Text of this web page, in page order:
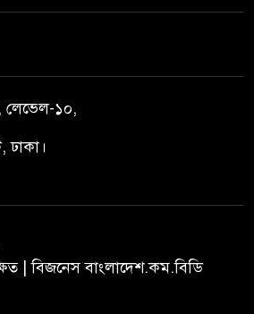
লেভেল-১০,
ঢাকা।
| বিজনেস বাংলাদেশ.কম.বিডি